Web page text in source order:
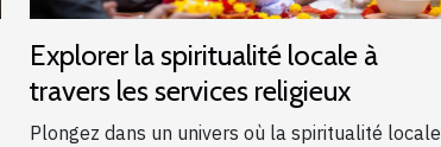
Explorer la spiritualité locale à
travers les services religieux
Plongez dans un univers où la spiritualité locale